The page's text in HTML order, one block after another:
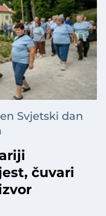
Svjetski dan
čuvari